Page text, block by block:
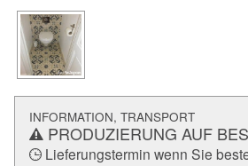
INFORMATION, TRANSPORT
PRODUZIERUNG AUF
Lieferungstermin wenn Sie